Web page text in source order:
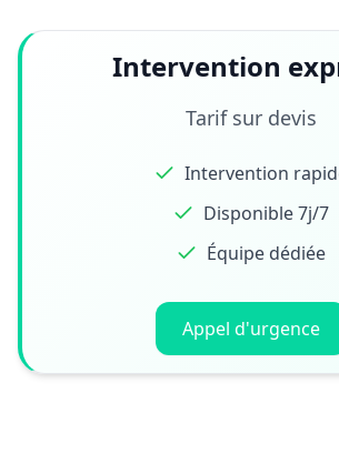
Intervention
Tarif sur devis
Intervention
Disponible 7j/7
Équipe dédiée
Appel d'urgence